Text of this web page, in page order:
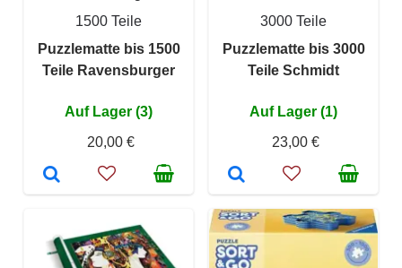
1500 Teile
Puzzlematte bis 1500
Teile Ravensburger
Auf Lager (3)
20,00 €
3000 Teile
Puzzlematte bis 3000
Teile Schmidt
Auf Lager (1)
23,00 €